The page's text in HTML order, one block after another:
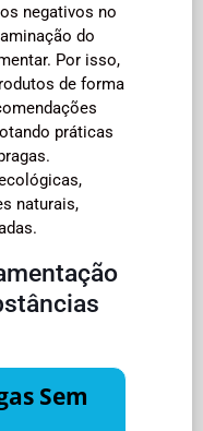
negativos no
do
Por isso,
de forma
práticas
naturais,
Sem